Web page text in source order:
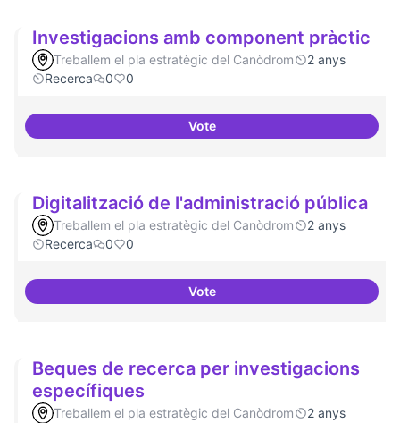
Investigacions amb component pràctic
Treballem el pla estratègic del Canòdrom
2 anys
Recerca
0 0
VoteInvestigacions amb component
Digitalització de l'administració pública
Treballem el pla estratègic del Canòdrom
2 anys
Recerca
0 0
VoteDigitalització de l'administració
Beques de recerca per investigacions
específiques
Treballem el pla estratègic del Canòdrom
2 anys